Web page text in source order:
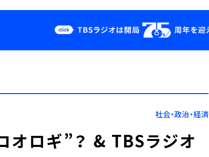
Podcast
YouTube
会社情報社会・政治・経済
オロギ”？ & TBSラジオ